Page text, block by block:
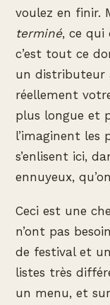
voulez en finir.
terminé, ce qui
c’est tout ce
un distributeur
réellement
plus longue et
l’imaginent les
s’enlisent ici,
ennuyeux,
Ceci est une
n’ont pas
de festival et
listes très
un menu, et